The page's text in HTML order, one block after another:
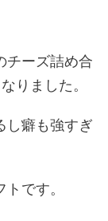
チーズ詰め合
りました。
し癖も強すぎ
です。